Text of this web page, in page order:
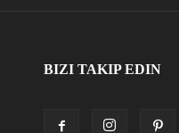
BIZI TAKIP EDIN